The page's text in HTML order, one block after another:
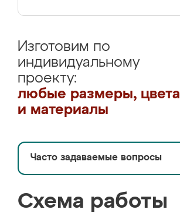
Изготовим по
индивидуальному
проекту:
любые размеры, цвета
и материалы
Часто задаваемые вопросы
Схема работы